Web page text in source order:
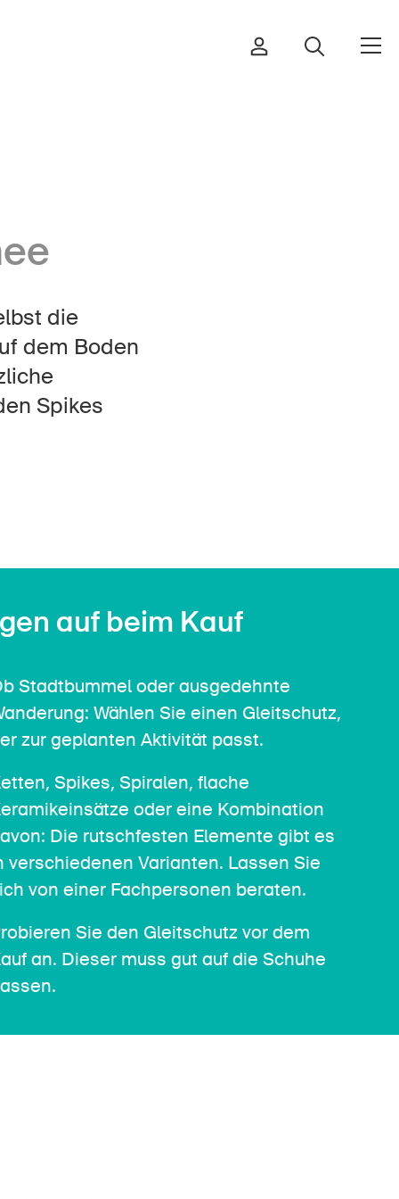
Kurse & Veranstaltungen
Rechtsfragen & Gerichtsentscheide
Kontakt & Beratung
die
dem Boden
Spikes
auf beim Kauf
Stadtbummel oder ausgedehnte
Wählen Sie einen Gleitschutz,
zur geplanten Aktivität passt.
Spikes, Spiralen, flache
oder eine Kombination
Die rutschfesten Elemente gibt es
verschiedenen Varianten. Lassen Sie
von einer Fachpersonen beraten.
Sie den Gleitschutz vor dem
an. Dieser muss gut auf die Schuhe